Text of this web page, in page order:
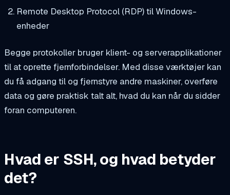
Remote Desktop Protocol (RDP) til Windows-
enheder
Begge protokoller bruger klient- og serverapplikationer
til at oprette fjernforbindelser. Med disse værktøjer kan
du få adgang til og fjernstyre andre maskiner, overføre
data og gøre praktisk talt alt, hvad du kan når du sidder
foran computeren.
Hvad er SSH, og hvad betyder
det?